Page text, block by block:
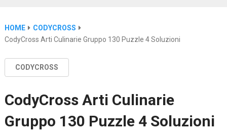
HOME
CODYCROSS
CodyCross Arti Culinarie Gruppo 130 Puzzle 4 Soluzioni
CODYCROSS
CodyCross Arti Culinarie
Gruppo 130 Puzzle 4 Soluzioni